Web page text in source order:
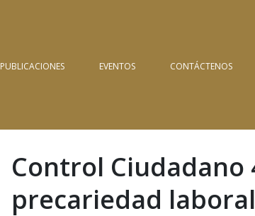
PUBLICACIONES EVENTOS CONTÁCTENOS
Control Ciudadano
precariedad